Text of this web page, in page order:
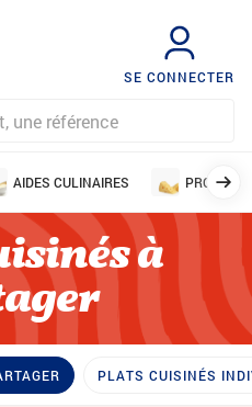
SE CONNECTER
AIDES CULINAIRES
à
PLATS CUISINÉS